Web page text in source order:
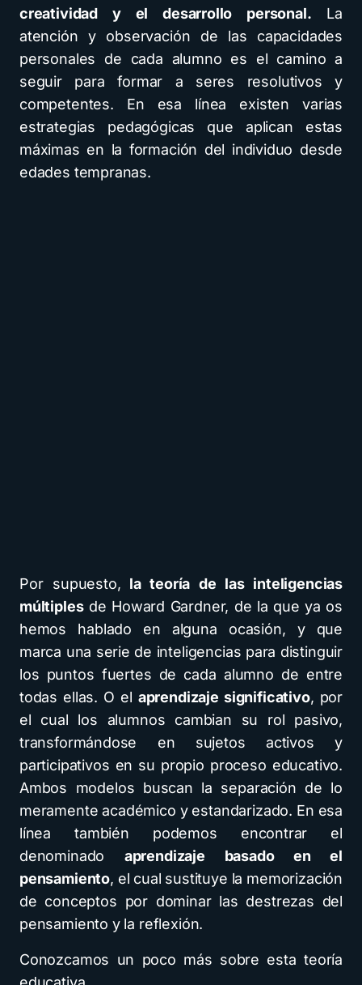
creatividad y el desarrollo personal. La
atención y observación de las capacidades
personales de cada alumno es el camino a
seguir para formar a seres resolutivos y
competentes. En esa línea existen varias
estrategias pedagógicas que aplican estas
máximas en la formación del individuo desde
edades tempranas.
Por supuesto, la teoría de las inteligencias
múltiplesde Howard Gardner, de la que ya os
hemos hablado en alguna ocasión, y que
marca una serie de inteligencias para distinguir
los puntos fuertes de cada alumno de entre
todas ellas. O el aprendizaje significativo, por
el cual los alumnos cambian su rol pasivo,
transformándose en sujetos activos y
participativos en su propio proceso educativo.
Ambos modelos buscan la separación de lo
meramente académico y estandarizado. En esa
línea también podemos encontrar el
denominado aprendizaje basado en el
pensamiento, el cual sustituye la memorización
de conceptos por dominar las destrezas del
pensamiento y la reflexión.
Conozcamos un poco más sobre esta teoría